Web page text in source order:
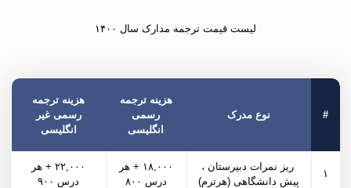
لیست قیمت ترجمه مدارک سال ۱۴۰۰
# نوع مدرک
هزینه ترجمه
رسمی
انگلیسی
هزینه ترجمه
رسمی غیر
انگلیسی
۱
ریز نمرات دبیرستان ،
پیش دانشگاهی (هرترم)
۱۸,۰۰۰ + هر
درس ۸۰۰
۲۲,۰۰۰ + هر
درس ۹۰۰